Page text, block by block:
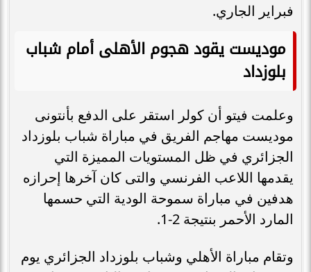
فبراير الجاري.
موديست يقود هجوم الأهلى أمام شباب
بلوزداد
وعلمت فيتو أن كولر استقر على الدفع بأنتونى
موديست مهاجم الفريق في مباراة شباب بلوزداد
الجزائري في ظل المستويات المميزة التي
يقدمها اللاعب الفرنسي والتى كان آخرها إحرازه
هدفين في مباراة سموحة الودية التي حسمها
المارد الأحمر بنتيجة 2-1.
وتقام مباراة الأهلي وشباب بلوزداد الجزائري يوم